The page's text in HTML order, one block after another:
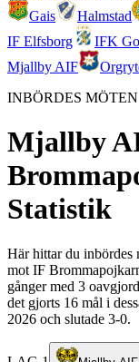
Gais
Halmstad
IF Elfsborg
IFK
Mjallby AIF
INBÖRDES MÖTEN
Mjallby
Statistik
Här hittar du
mot IF
gånger med 3
det gjorts 16 mål i
2026 och slutade 3-0.